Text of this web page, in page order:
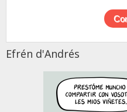
Efrén d'Andrés